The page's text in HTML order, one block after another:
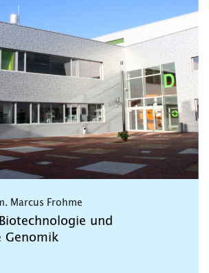
Marcus Frohme
und
Genomik